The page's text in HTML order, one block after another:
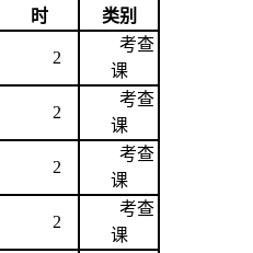
时
类别
2
考查
课
2
考查
课
2
考查
课
2
考查
课